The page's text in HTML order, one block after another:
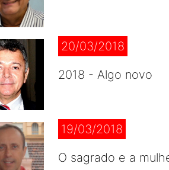
20/03/2018
2018 - Algo novo
19/03/2018
O sagrado e a